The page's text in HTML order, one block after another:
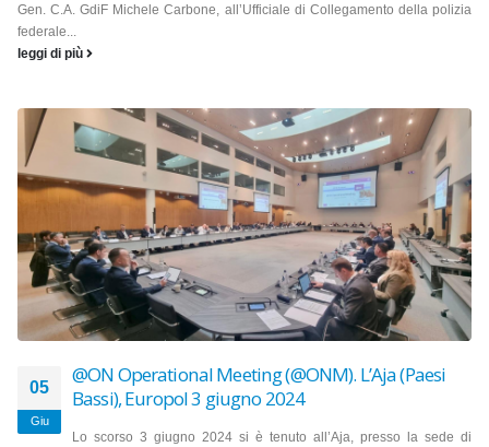
Gen. C.A. GdiF Michele Carbone, all’Ufficiale di Collegamento della polizia
federale...
leggi di più
05
Giu
@ON Operational Meeting (@ONM). L’Aja (Paesi
Bassi), Europol 3 giugno 2024
Lo scorso 3 giugno 2024 si è tenuto all’Aja, presso la sede di